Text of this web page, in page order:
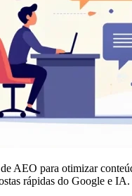
AEO para otimizar
rápidas do Google e IA.